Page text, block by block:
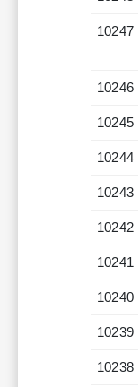
10247
10246
10245
10244
10243
10242
10241
10240
10239
10238